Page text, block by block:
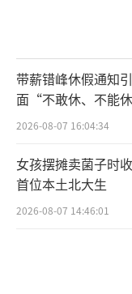
带薪错峰休假通知
面“不敢休、不能
2026-08-07 16:04:34
女孩摆摊卖菌子时
首位本土北大生
2026-08-07 14:46:01